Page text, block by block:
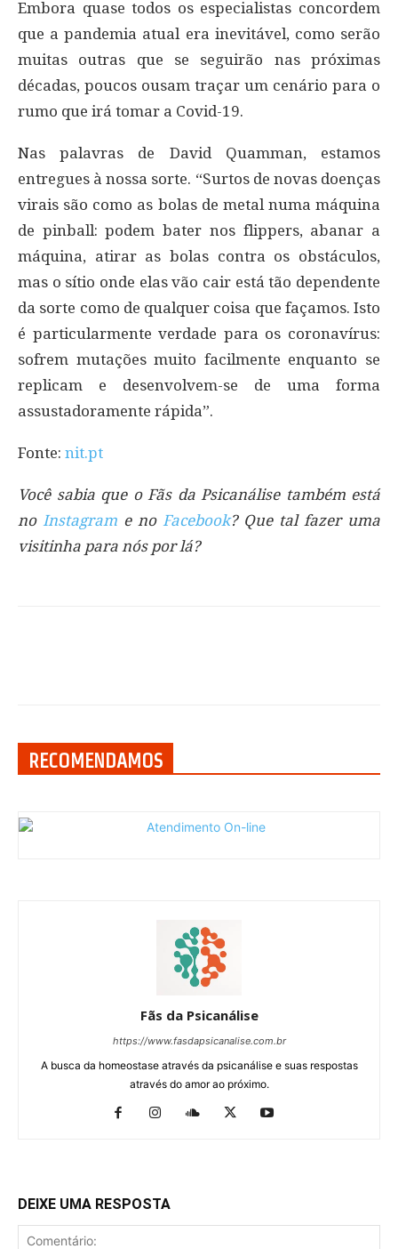
Embora quase todos os especialistas concordem
que a pandemia atual era inevitável, como serão
muitas outras que se seguirão nas próximas
décadas, poucos ousam traçar um cenário para o
rumo que irá tomar a Covid-19.
Nas palavras de David Quamman, estamos
entregues à nossa sorte. “Surtos de novas doenças
virais são como as bolas de metal numa máquina
de pinball: podem bater nos flippers, abanar a
máquina, atirar as bolas contra os obstáculos,
mas o sítio onde elas vão cair está tão dependente
da sorte como de qualquer coisa que façamos. Isto
é particularmente verdade para os coronavírus:
sofrem mutações muito facilmente enquanto se
replicam e desenvolvem-se de uma forma
assustadoramente rápida”.
Fonte: nit.pt
Você sabia que o Fãs da Psicanálise também está
no Instagrame no Facebook? Que tal fazer uma
visitinha para nós por lá?
RECOMENDAMOS
Fãs da Psicanálise
https://www.fasdapsicanalise.com.br
A busca da homeostase através da psicanálise e suas respostas
através do amor ao próximo.
DEIXE UMA RESPOSTA